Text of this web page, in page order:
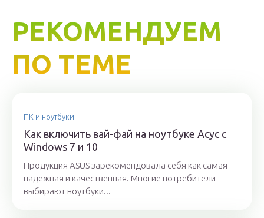
РЕКОМЕНДУЕМ
ПО ТЕМЕ
ПК и ноутбуки
Как включить вай-фай на ноутбуке Асус с
Windows 7 и 10
Продукция ASUS зарекомендовала себя как самая
надежная и качественная. Многие потребители
выбирают ноутбуки...